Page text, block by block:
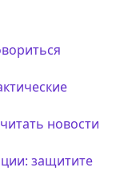
новости
защитите